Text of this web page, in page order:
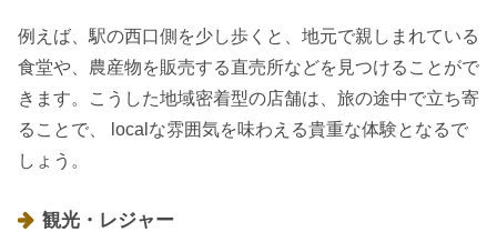
例えば、駅の西口側を少し歩くと、地元で親しまれている
食堂や、農産物を販売する直売所などを見つけることがで
きます。こうした地域密着型の店舗は、旅の途中で立ち寄
ることで、 localな雰囲気を味わえる貴重な体験となるで
しょう。
観光・レジャー